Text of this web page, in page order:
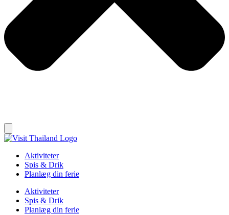
Aktiviteter
Spis & Drik
Planlæg din ferie
Aktiviteter
Spis & Drik
Planlæg din ferie